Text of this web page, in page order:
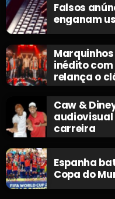
Falsos
enganam
inédito com
relança o
Caw &
audiovisual
carreira
Espanha
Copa do